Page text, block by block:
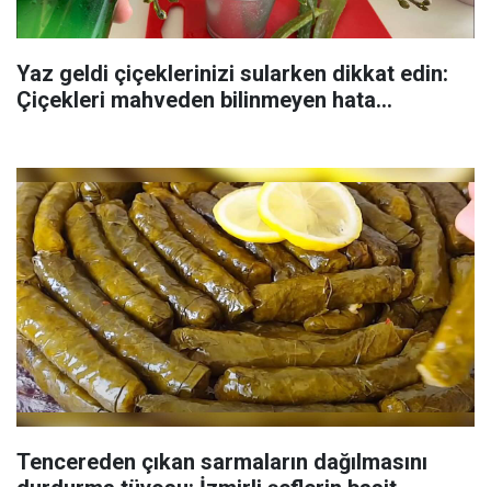
Yaz geldi çiçeklerinizi sularken dikkat edin:
Çiçekleri mahveden bilinmeyen hata...
Tencereden çıkan sarmaların dağılmasını